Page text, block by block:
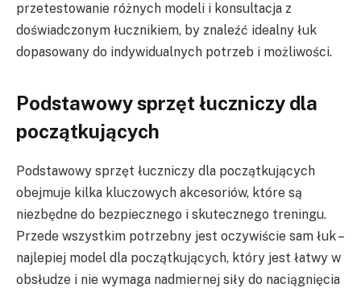
przetestowanie różnych modeli i konsultacja z
doświadczonym łucznikiem, by znaleźć idealny łuk
dopasowany do indywidualnych potrzeb i możliwości.
Podstawowy sprzęt łuczniczy dla
początkujących
Podstawowy sprzęt łuczniczy dla początkujących
obejmuje kilka kluczowych akcesoriów, które są
niezbędne do bezpiecznego i skutecznego treningu.
Przede wszystkim potrzebny jest oczywiście sam łuk –
najlepiej model dla początkujących, który jest łatwy w
obsłudze i nie wymaga nadmiernej siły do naciągnięcia